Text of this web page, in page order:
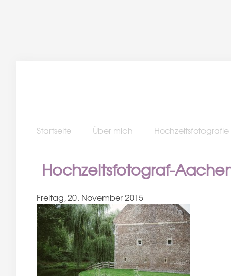
Startseite Über mich Hochzeitsfotografie
Hochzeitsfotograf-
Freitag, 20. November 2015